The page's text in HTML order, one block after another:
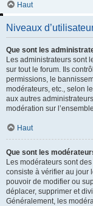
Haut
Niveaux
Que sont les
Les administrateurs sont
sur tout le forum. Ils
permissions, le
modérateurs, etc., selon
aux autres
modération sur
Haut
Que sont les
Les modérateurs sont
consiste à vérifier au jour
pouvoir de modifier ou
déplacer, supprimer et
Généralement, les